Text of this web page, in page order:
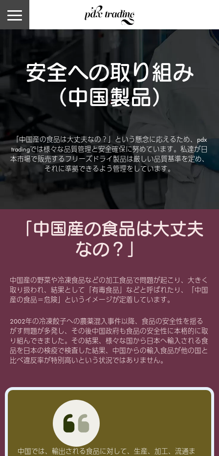
安全への取り組み
（中国製品）
「中国産の食品は大丈夫なの？」という懸念に応えるため、pdx
tradingでは様々な品質管理と安全確保に努めています。私達が日
本市場で販売するフリーズドライ製品は厳しい品質基準を定め、
それに準拠できるよう管理をしています。
「中国産の食品は大丈夫
なの？」
中国産の野菜や冷凍食品などの加工食品で問題が起こり、大きく
取り扱われ、結果として「有毒食品」などと呼ばれたり、「中国
産の食品＝危険」というイメージが定着しています。
2002年の冷凍餃子への農薬混入事件以降、食品の安全性を揺る
がす問題が多発し、その後中国政府も食品の安全性に本格的に取
り組んできました。その結果、様々な国から日本へ輸入される食
品を日本の検疫で検査した結果、中国からの輸入食品が他の国と
比べ違反率が特別高いという状況ではありません。
中国では、輸出される食品に対して、生産、加工、流通ま